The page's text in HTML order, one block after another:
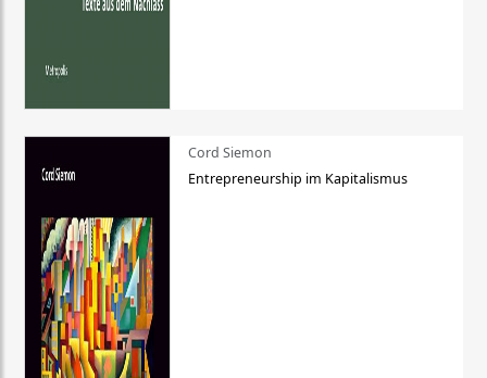
Cord Siemon
Entrepreneurship im Kapitalismus